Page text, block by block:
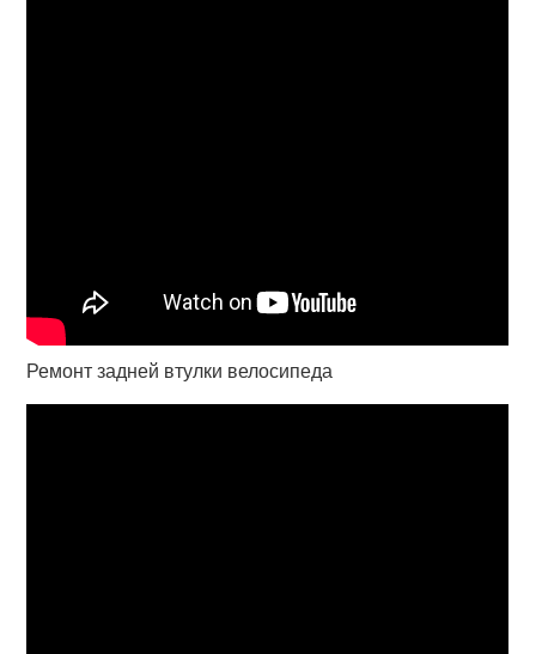
Ремонт задней втулки велосипеда